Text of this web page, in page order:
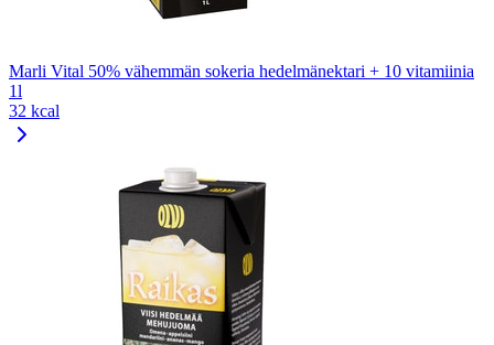
Marli Vital 50% vähemmän sokeria hedelmänektari + 10 vitamiinia
1l
32 kcal